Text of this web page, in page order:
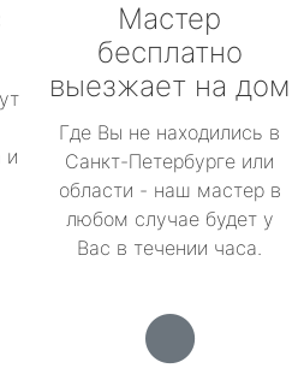
и
Мастер
бесплатно
выезжает на дом
Где Вы не находились в
Санкт-Петербурге или
области - наш мастер в
любом случае будет у
Вас в течении часа.